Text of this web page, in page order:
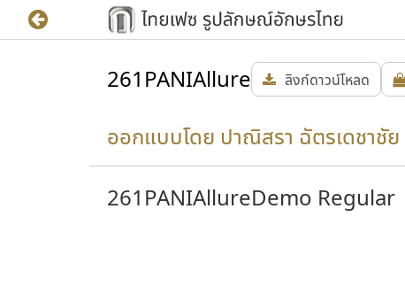
261PANIAllure ลิงก์ดาวน์โหลด
ออกแบบโดย ปาณิสรา ฉัตรเดชาชัย
261PANIAllureDemo Regular